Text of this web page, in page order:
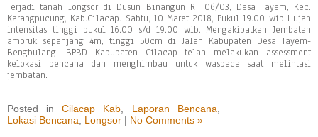
Terjadi tanah longsor di Dusun Binangun RT 06/03, Desa Tayem, Kec.
Karangpucung, Kab.Cilacap. Sabtu, 10 Maret 2018, Pukul 19.00 wib Hujan
intensitas tinggi pukul 16.00 s/d 19.00 wib. Mengakibatkan Jembatan
ambruk sepanjang 4m, tinggi 50cm di Jalan Kabupaten Desa Tayem-
Bengbulang. BPBD Kabupaten Cilacap telah melakukan assessment
kelokasi bencana dan menghimbau untuk waspada saat melintasi
jembatan.
Posted inCilacap Kab Laporan Bencana
Lokasi Bencana
Longsor | No Comments »